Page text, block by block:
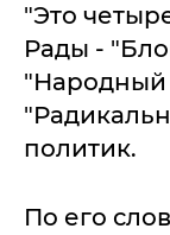
"Это
Рады -
"Народный
политик.
По его